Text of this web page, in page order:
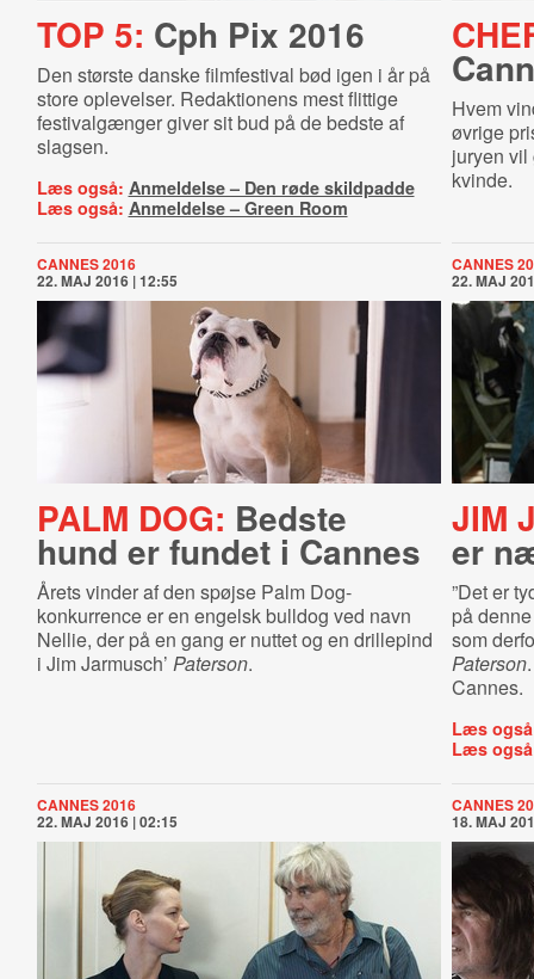
TOP 5: Cph Pix 2016
Den største danske filmfestival bød igen i år på
store oplevelser. Redaktionens mest flittige
festivalgænger giver sit bud på de bedste af
slagsen.
Læs også: Anmeldelse – Den røde skildpadde
Læs også: Anmeldelse – Green Room
Hvem
øvrige
juryen vil
kvinde.
CANNES 2016
22. MAJ 2016 | 12:55
PALM DOG: Bedste
hund er fundet i Cannes
Årets vinder af den spøjse Palm Dog-
konkurrence er en engelsk bulldog ved navn
Nellie, der på en gang er nuttet og en drillepind
i Jim Jarmusch’ Paterson.
CANNES
22. MAJ
JIM
er
”Det er
på
som
Paterson
Cannes.
Læs
Læs
CANNES 2016
22. MAJ 2016 | 02:15
CANNES
18. MAJ